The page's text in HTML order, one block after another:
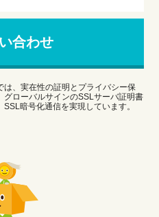
合わせ
は、実在性の証明とプライバシー保
グローバルサインのSSLサーバ証明書
SSL暗号化通信を実現しています。